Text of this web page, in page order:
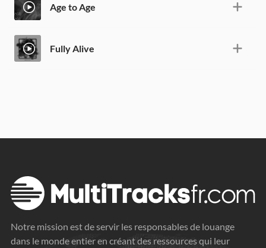
Age to Age
Fully Alive
Notre mission est de servir les responsables de louange
dans le monde entier en créant des ressources qui leur